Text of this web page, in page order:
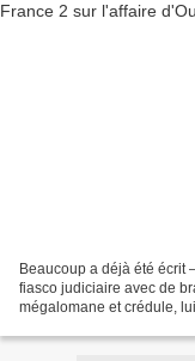
Beaucoup a déjà été écrit
fiasco judiciaire avec de
mégalomane et crédule,